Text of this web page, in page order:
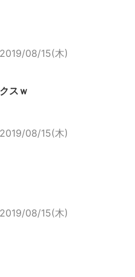
2019/08/15(木)
スｗ
2019/08/15(木)
2019/08/15(木)